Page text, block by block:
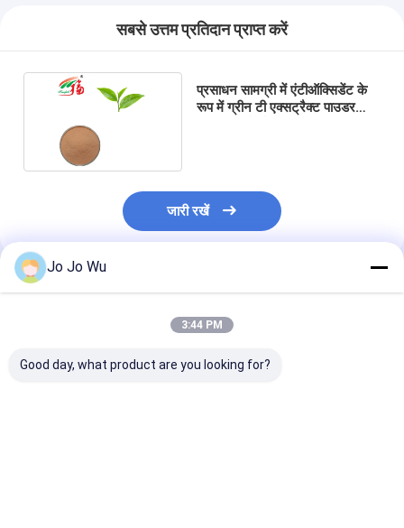
सबसे उत्तम प्रतिदान प्राप्त करें
प्रसाधन सामग्री में एंटीऑक्सिडेंट के
रूप में ग्रीन टी एक्सट्रैक्ट पाउडर
जारी रखें
अनुशंसित उत्पाद
Jo Jo Wu
3:44 PM
Good day, what product are you looking for?